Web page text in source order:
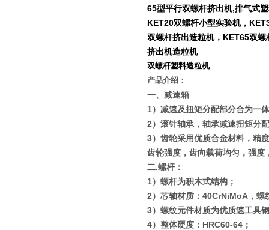
65型平行双螺杆挤出机,排气式
KET20双螺杆小型实验机，
双螺杆挤出造粒机，KET65双
挤出机造粒机
双螺杆塑料造粒机
产品介绍：
一、减速箱
1）减速及扭矩分配部分合为一
2）滚针轴承，轴承减速扭矩分
3）齿轮采用优质合金材料，精
齿轮强度，齿向载荷均匀，强度
二.螺杆：
1）螺杆为积木式结构；
2）芯轴材质： 40CrNiMoA ，
3）螺纹元件材质为优质速工具钢
4）整体硬度： HRC60-64 ；